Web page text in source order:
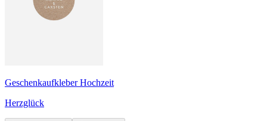
Geschenkaufkleber Hochzeit
Herzglück